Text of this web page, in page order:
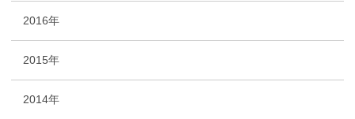
2016年
2015年
2014年